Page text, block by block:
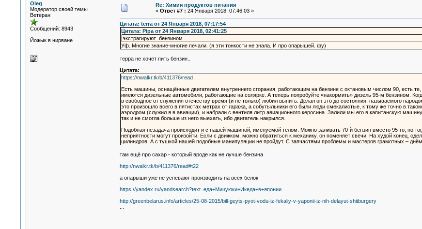
Oleg
Модератор своей темы
Ветеран
Сообщений: 8943
Йожык в нирване
Re: Химия продуктов питания
« Ответ #7 : 24 Января 2018, 07:46:03 »
Цитата: terra от 24 Января 2018, 07:17:54
Цитата: Pipa от 24 Января 2018, 02:41:25
экстрагируют бензином .
Уф. Многие знание-многие печали. (я эти тонкости не знала. И про опарышей. фу)
терра не хочет пить бензин..
Цитата:
https://nwalkr.tk/b/411376/read
Есть машины, оснащённые двигателем внутреннего сгорания, работающим на бензине с октановым числом 90, есть
имеются дизельные автомобили, работающие на солярке. А теперь попробуйте «накормить» дизель 95-м бензином.
в свободное от служения отечеству время (и не только) любил выпить. Делал он это до состояния, называемого
это произошло всего в пятистах метрах от гаража, а собутыльники его были люди смекалистые, к тому же точно в
аэродром (служил я в авиации), и набрали с вентиля литр авиационного керосина. Залили мы его в капитанскую
так и не смогла больше из него выехать, ибо двигатель накрылся.
Подобная незадача происходит и с нашей машиной, именуемой телом. Можно заливать 70-й бензин вместо 95-го, но
неприятности могут произойти. Если с движком, можно обратиться к механику, он поменяет свечи. На худой конец,
цилиндров. А с тушкой нашей подобные манипуляции не пройдут. С запчастями проблемы и мастеров грамотных –
там ещё про сахар - который вроде как не лучше бензина
http://nwalkr.tk/b/411376/read#t22
а опарыши уже не успевают производить на всех белок
https://yandex.ru/yandsearch?text=еда+Мицуюки+Икеда+в+японии
http://greenbelarus.info/articles/25-08-2015/bill-geyts-pyot-vodu-iz-fekaliy-v-yaponii-iz-nih-delayut-shitburgery